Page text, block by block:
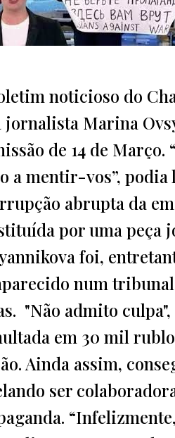
noticioso do
jornalista Marina
de 14 de
a mentir-vos”,
abrupta da
por uma peça
foi,
num
"Não admito
em 30 mil
Ainda assim,
ser